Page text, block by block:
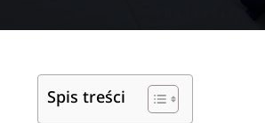
Spis treści